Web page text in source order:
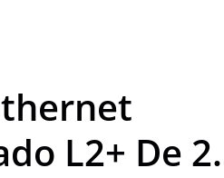
L2+ De